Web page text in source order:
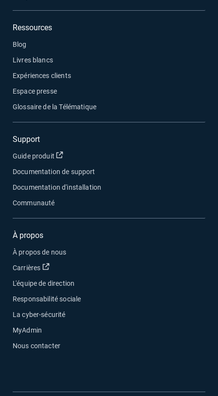
Ressources
Blog
Livres blancs
Expériences clients
Espace presse
Glossaire de la Télématique
Support
Guide produit Ouvrir dans une nouvelle fenêtre
Documentation de support
Documentation d'installation
Communauté
À propos
À propos de nous
Carrières
Ouvrir dans une nouvelle fenêtre
L'équipe de direction
Responsabilité sociale
La cyber-sécurité
MyAdmin
Nous contacter